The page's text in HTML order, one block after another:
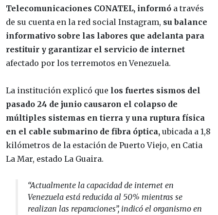
Telecomunicaciones CONATEL, informó a través
de su cuenta en la red social Instagram, su balance
informativo sobre las labores que adelanta para
restituir y garantizar el servicio de internet
afectado por los terremotos en Venezuela.
La institución explicó que los fuertes sismos del
pasado 24 de junio causaron el colapso de
múltiples sistemas en tierra y una ruptura física
en el cable submarino de fibra óptica, ubicada a 1,8
kilómetros de la estación de Puerto Viejo, en Catia
La Mar, estado La Guaira.
“Actualmente la capacidad de internet en
Venezuela está reducida al 50% mientras se
realizan las reparaciones”, indicó el organismo en